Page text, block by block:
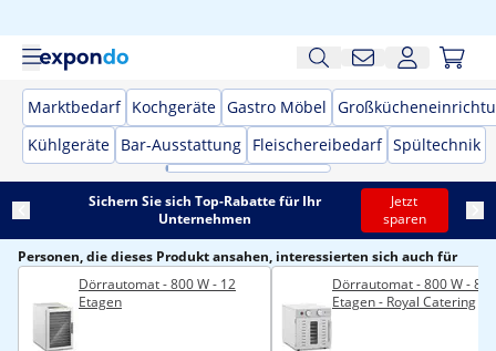
Marktbedarf Kochgeräte Gastro Möbel
Kühlgeräte Bar-Ausstattung Fleischereibedarf Spültechnik
Sichern Sie sich Top-Rabatte für Ihr
Unternehmen
Jetzt
sparen
Personen, die dieses Produkt ansahen, interessierten sich auch für
Dörrautomat - 800 W - 12
Etagen
Dörrautomat - 800 W - 8
Etagen - Royal Catering